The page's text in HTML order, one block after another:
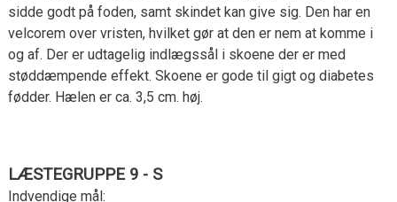
sidde godt på foden, samt skindet kan give sig. Den har en
velcorem over vristen, hvilket gør at den er nem at komme i
og af. Der er udtagelig indlægssål i skoene der er med
støddæmpende effekt. Skoene er gode til gigt og diabetes
fødder. Hælen er ca. 3,5 cm. høj.
LÆSTEGRUPPE 9 - S
Indvendige mål: